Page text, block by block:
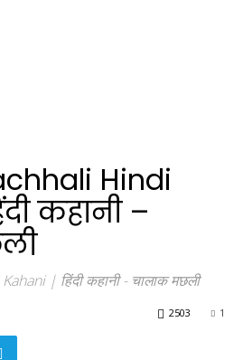
Hindi
कहानी –
| हिंदी कहानी - चालाक मछली
1
2503